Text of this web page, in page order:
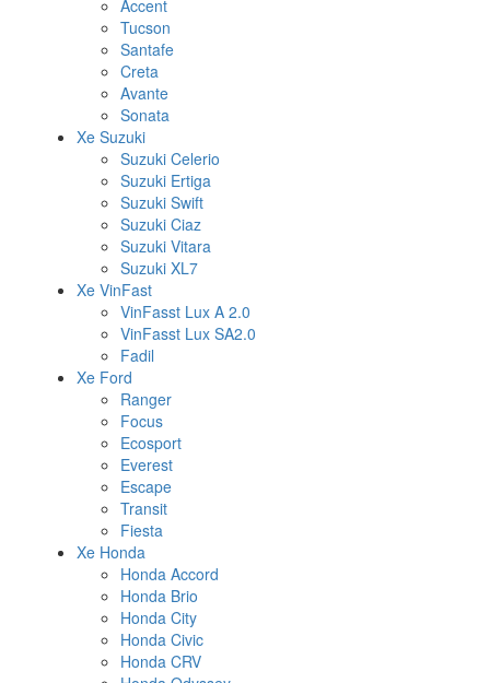
Accent
Tucson
Santafe
Creta
Avante
Sonata
Xe Suzuki
Suzuki Celerio
Suzuki Ertiga
Suzuki Swift
Suzuki Ciaz
Suzuki Vitara
Suzuki XL7
Xe VinFast
VinFasst Lux A 2.0
VinFasst Lux SA2.0
Fadil
Xe Ford
Ranger
Focus
Ecosport
Everest
Escape
Transit
Fiesta
Xe Honda
Honda Accord
Honda Brio
Honda City
Honda Civic
Honda CRV